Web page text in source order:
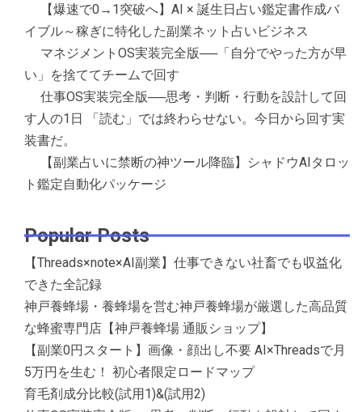
【爆速で0→1突破へ】AI × 誕生日占い鑑定書作成バ
イブル～稼ぎに特化した副業ネット占いビジネス
マネジメントOS実装完全版──「自分でやった方が早
い」を捨ててチームで回す
仕事OS実装完全版──思考・判断・行動を設計して回
す人の1日 「読む」では終わらせない。今日から回す実
装書だ。
【副業占いに禁断の神ツール降臨】シャドウAIタロッ
ト鑑定自動化パッケージ
Popular Posts
【Threads×note×AI副業】仕事できない社畜でも収益化
できた全記録
神戸養蜂場・養蜂場を営む神戸養蜂場が厳選した高品質
な蜂蜜専門店【神戸養蜂場 通販ショップ】
【副業0円スタート】画像・顔出し不要 AI×Threadsで月
5万円を生む！ 初心者限定ロードマップ
育毛剤成分比較(試用1)&(試用2)